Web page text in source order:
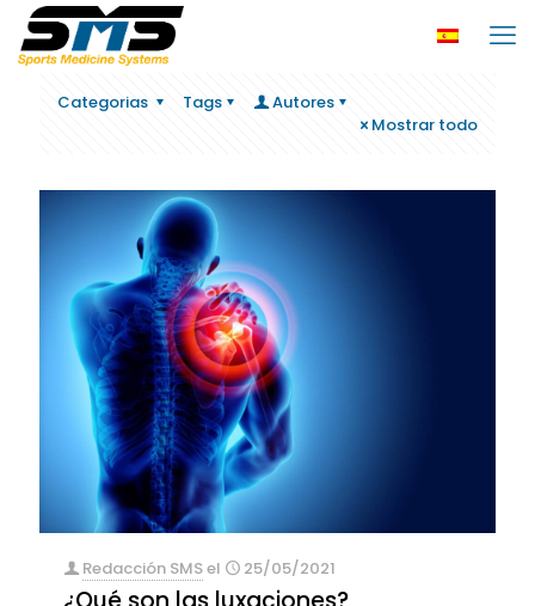
Categorias Tags
Autores
Mostrar todo
Redacción SMSel 25/05/2021